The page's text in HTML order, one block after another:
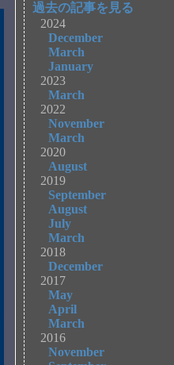
過去の記事を見る
2024
December
March
January
2023
March
2022
November
March
2020
August
2019
September
August
July
March
2018
December
2017
May
April
March
2016
November